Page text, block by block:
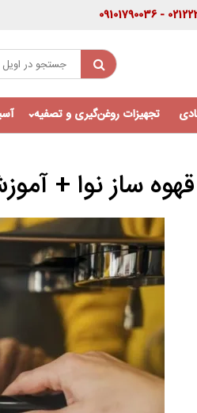
تجهیزات روغن‌گیری و تصفیه
ساز نوا +